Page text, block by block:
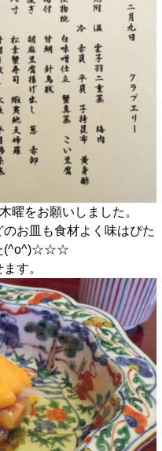
曜をお願いしました。
お皿も食材よく味はぴた
た(^o^)☆☆☆
す。